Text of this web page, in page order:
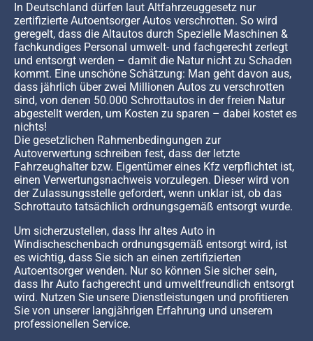
In Deutschland dürfen laut Altfahrzeuggesetz nur
zertifizierte Autoentsorger Autos verschrotten. So wird
geregelt, dass die Altautos durch Spezielle Maschinen &
fachkundiges Personal umwelt- und fachgerecht zerlegt
und entsorgt werden – damit die Natur nicht zu Schaden
kommt. Eine unschöne Schätzung: Man geht davon aus,
dass jährlich über zwei Millionen Autos zu verschrotten
sind, von denen 50.000 Schrottautos in der freien Natur
abgestellt werden, um Kosten zu sparen – dabei kostet es
nichts!
Die gesetzlichen Rahmenbedingungen zur
Autoverwertung schreiben fest, dass der letzte
Fahrzeughalter bzw. Eigentümer eines Kfz verpflichtet ist,
einen Verwertungsnachweis vorzulegen. Dieser wird von
der Zulassungsstelle gefordert, wenn unklar ist, ob das
Schrottauto tatsächlich ordnungsgemäß entsorgt wurde.
Um sicherzustellen, dass Ihr altes Auto in
Windischeschenbach ordnungsgemäß entsorgt wird, ist
es wichtig, dass Sie sich an einen zertifizierten
Autoentsorger wenden. Nur so können Sie sicher sein,
dass Ihr Auto fachgerecht und umweltfreundlich entsorgt
wird. Nutzen Sie unsere Dienstleistungen und profitieren
Sie von unserer langjährigen Erfahrung und unserem
professionellen Service.